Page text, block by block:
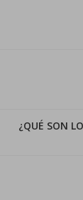
¿QUÉ SON